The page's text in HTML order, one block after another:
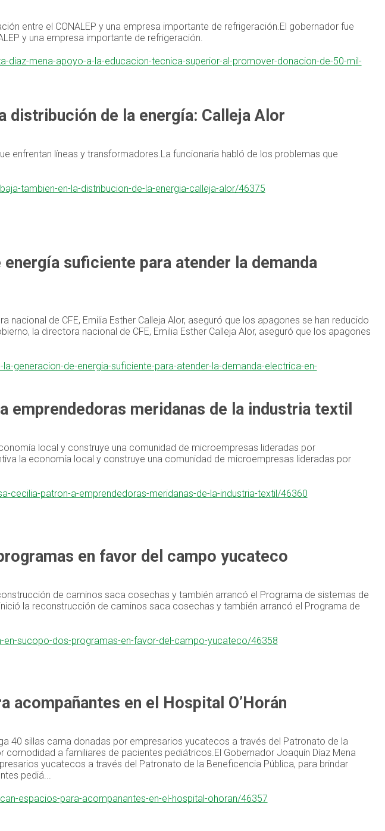
entre el CONALEP y una empresa importante de refrigeración.El gobernador fue
y una empresa importante de refrigeración.
diaz-mena-apoyo-a-la-educacion-tecnica-superior-al-promover-donacion-de-50-mil-
distribución de la energía: Calleja Alor
enfrentan líneas y transformadores.La funcionaria habló de los problemas que
tambien-en-la-distribucion-de-la-energia-calleja-alor/46375
suficiente para atender la demanda
nacional de CFE, Emilia Esther Calleja Alor, aseguró que los apagones se han reducido
la directora nacional de CFE, Emilia Esther Calleja Alor, aseguró que los apagones
generacion-de-energia-suficiente-para-atender-la-demanda-electrica-en-
emprendedoras meridanas de la industria textil
local y construye una comunidad de microempresas lideradas por
la economía local y construye una comunidad de microempresas lideradas por
cecilia-patron-a-emprendedoras-meridanas-de-la-industria-textil/46360
en favor del campo yucateco
de caminos saca cosechas y también arrancó el Programa de sistemas de
la reconstrucción de caminos saca cosechas y también arrancó el Programa de
sucopo-dos-programas-en-favor-del-campo-yucateco/46358
acompañantes en el Hospital O’Horán
40 sillas cama donadas por empresarios yucatecos a través del Patronato de la
comodidad a familiares de pacientes pediátricos.El Gobernador Joaquín Díaz Mena
yucatecos a través del Patronato de la Beneficencia Pública, para brindar
pediá...
espacios-para-acompanantes-en-el-hospital-ohoran/46357